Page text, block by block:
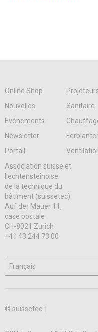
Online Shop
Nouvelles
Sanitaire
Evénements
Newsletter
Portail
Association suisse et
liechtensteinoise
de la technique du
bâtiment (suissetec)
Auf der Mauer 11,
case postale
CH-8021 Zurich
+41 43 244 73 00
© suissetec |